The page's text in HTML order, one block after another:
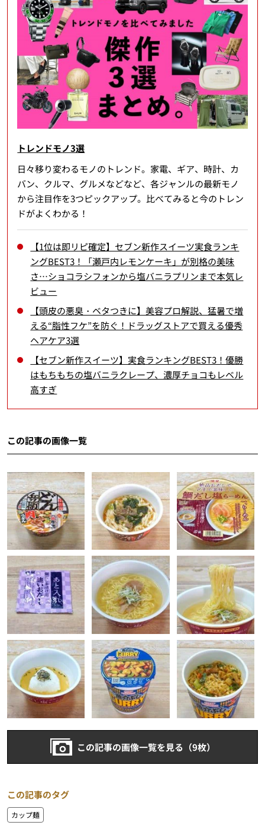
トレンドモノ3選
日々移り変わるモノのトレンド。家電、ギア、時計、カ
バン、クルマ、グルメなどなど、各ジャンルの最新モノ
から注目作を3つピックアップ。比べてみると今のトレン
ドがよくわかる！
【1位は即リピ確定】セブン新作スイーツ実食ランキ
ングBEST3！「瀬戸内レモンケーキ」が別格の美味
さ…ショコラシフォンから塩バニラプリンまで本気レ
ビュー
【頭皮の悪臭・ベタつきに】美容プロ解説、猛暑で増
える“脂性フケ”を防ぐ！ドラッグストアで買える優秀
ヘアケア3選
【セブン新作スイーツ】実食ランキングBEST3！優勝
はもちもちの塩バニラクレープ、濃厚チョコもレベル
高すぎ
この記事の画像一覧
この記事の画像一覧を見る（9枚）
この記事のタグ
カップ麺